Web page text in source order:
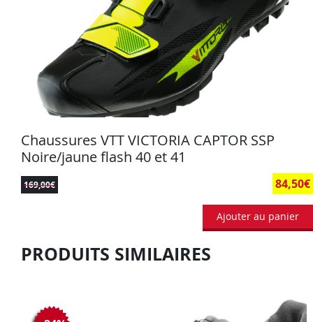
Chaussures VTT VICTORIA CAPTOR SSP
Noire/jaune flash 40 et 41
169,00€ 84,50€
Ajouter au panier
PRODUITS SIMILAIRES